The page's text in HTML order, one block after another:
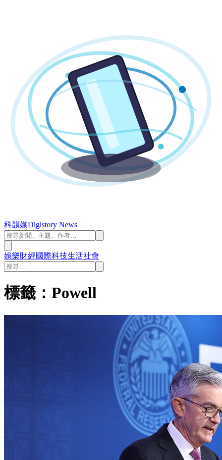
科韻媒Digistory News
娛樂財經國際科技生活社會
標籤：Powell